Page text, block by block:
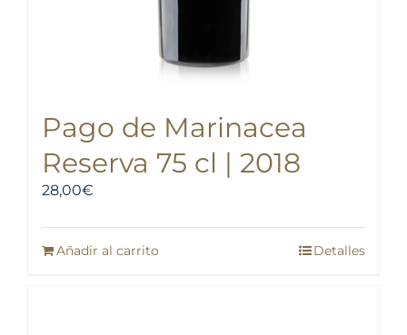
Pago de Marinacea
Reserva 75 cl | 2018
28,00€
Añadir al carrito Detalles